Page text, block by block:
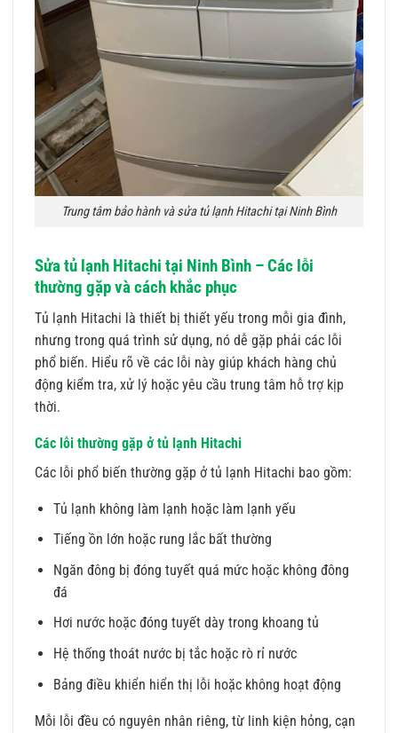
Trung tâm bảo hành và sửa tủ lạnh Hitachi tại Ninh Bình
Sửa tủ lạnh Hitachi tại Ninh Bình – Các lỗi
thường gặp và cách khắc phục
Tủ lạnh Hitachi là thiết bị thiết yếu trong mỗi gia đình,
nhưng trong quá trình sử dụng, nó dễ gặp phải các lỗi
phổ biến. Hiểu rõ về các lỗi này giúp khách hàng chủ
động kiểm tra, xử lý hoặc yêu cầu trung tâm hỗ trợ kịp
thời.
Các lỗi thường gặp ở tủ lạnh Hitachi
Các lỗi phổ biến thường gặp ở tủ lạnh Hitachi bao gồm:
Tủ lạnh không làm lạnh hoặc làm lạnh yếu
Tiếng ồn lớn hoặc rung lắc bất thường
Ngăn đông bị đóng tuyết quá mức hoặc không đông
đá
Hơi nước hoặc đóng tuyết dày trong khoang tủ
Hệ thống thoát nước bị tắc hoặc rò rỉ nước
Bảng điều khiển hiển thị lỗi hoặc không hoạt động
Mỗi lỗi đều có nguyên nhân riêng, từ linh kiện hỏng, cạn